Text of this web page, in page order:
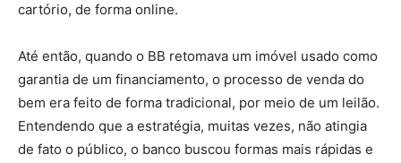
cartório, de forma online.
Até então, quando o BB retomava um imóvel usado como
garantia de um financiamento, o processo de venda do
bem era feito de forma tradicional, por meio de um leilão.
Entendendo que a estratégia, muitas vezes, não atingia
de fato o público, o banco buscou formas mais rápidas e